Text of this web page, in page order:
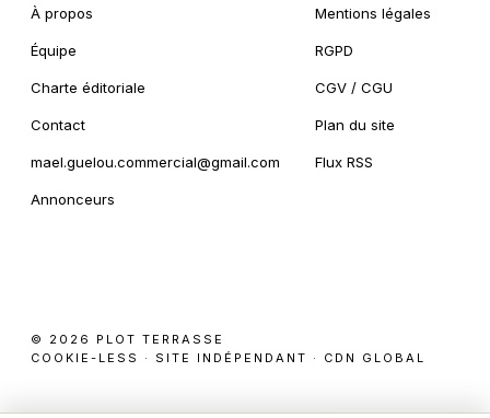
À propos
Équipe
Charte éditoriale
Contact
mael.guelou.commercial@gmail.com
Annonceurs
Mentions légales
RGPD
CGV / CGU
Plan du site
Flux RSS
© 2026 PLOT TERRASSE
COOKIE-LESS · SITE INDÉPENDANT · CDN GLOBAL